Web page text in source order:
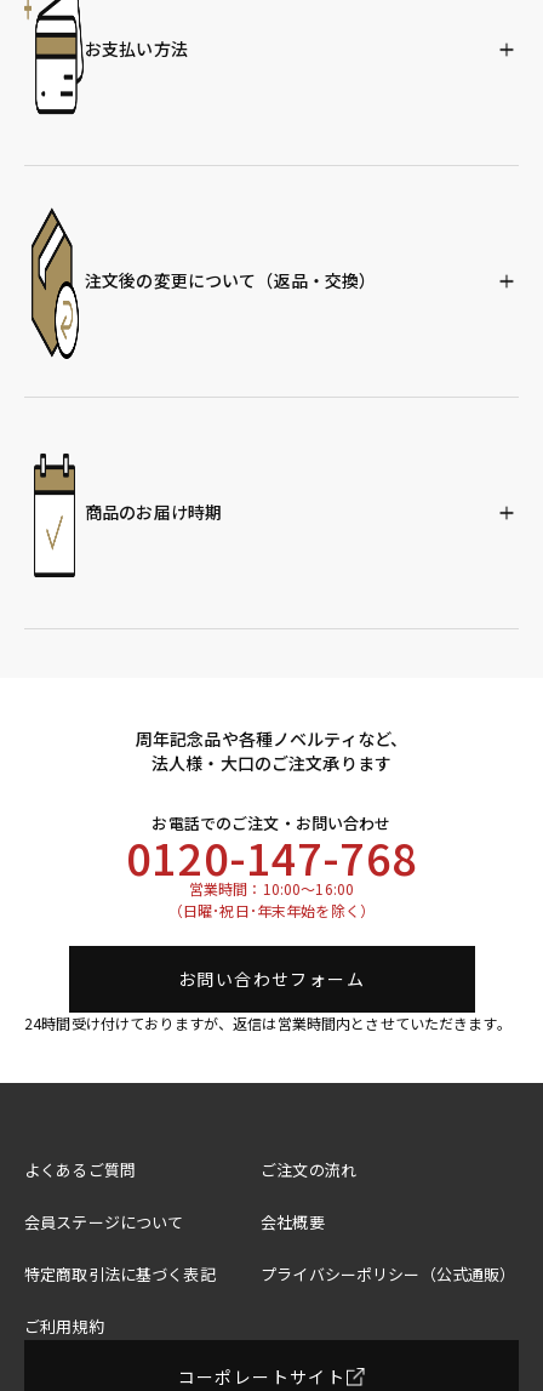
お支払い方法
注文後の変更について （返品・交換）
商品のお届け時期
周年記念品や各種ノベルティなど、
法人様・大口のご注文承ります
お電話でのご注文・お問い合わせ
0120-147-768
営業時間：10:00～16:00
（日曜･祝日･年末年始を除く）
お問い合わせフォーム
24時間受け付けておりますが、返信は営業時間内とさせていただきます。
よくあるご質問 ご注文の流れ
会員ステージについて 会社概要
特定商取引法に基づく表記 プライバシーポリシー（公式通販）
ご利用規約
コーポレートサイト